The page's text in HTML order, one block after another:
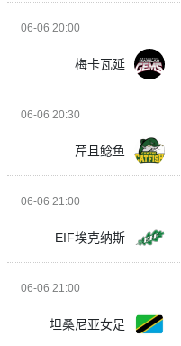
06-06 20:00
梅卡瓦延
06-06 20:30
芹且鲶鱼
06-06 21:00
EIF埃克纳斯
06-06 21:00
坦桑尼亚女足